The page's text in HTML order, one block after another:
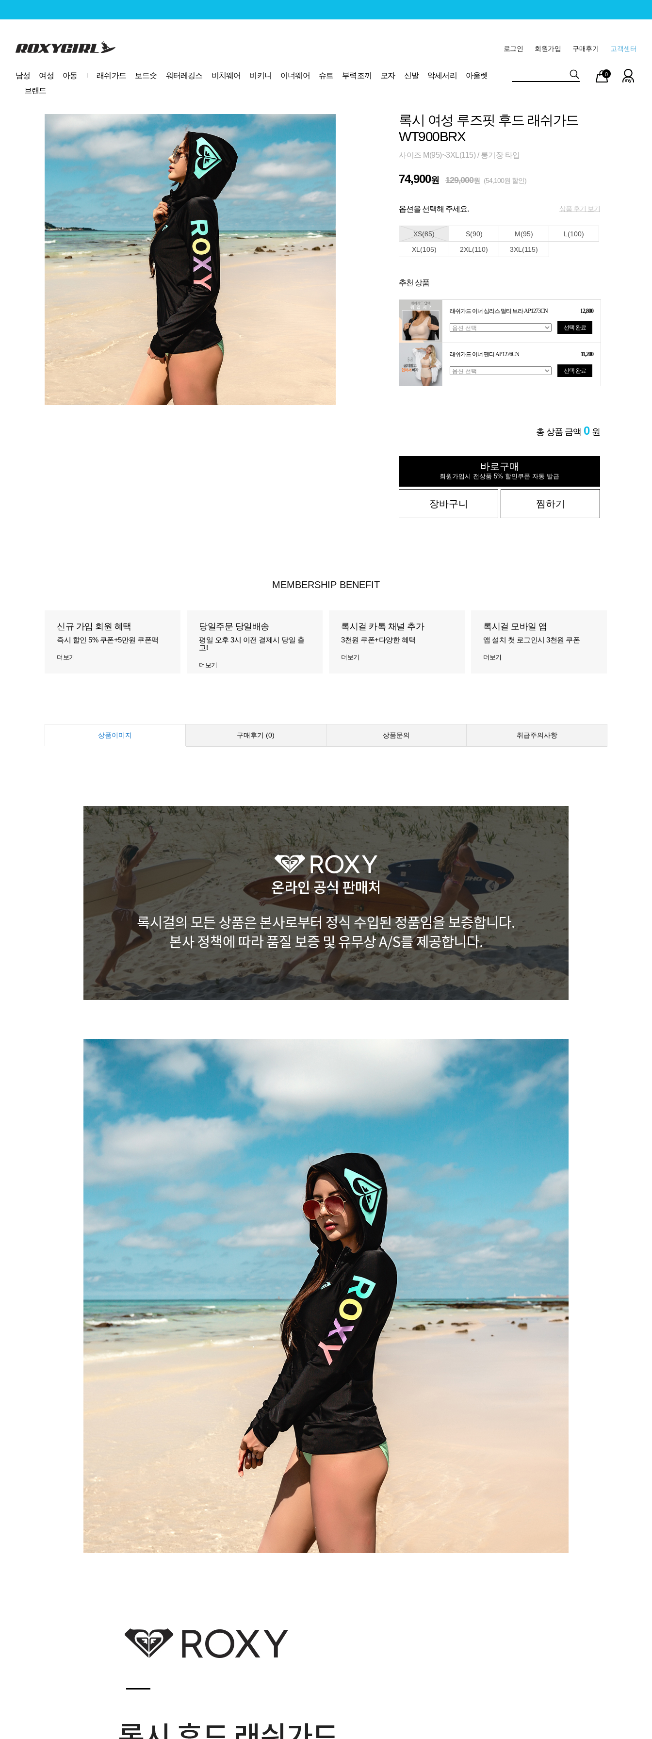
로고 고객센터
구매후기
회원가입
로그인
남성 여성 아동 래쉬가드 보드숏 워터레깅스 비치웨어 비키니 이너웨어 슈트 부력조끼 모자 신발 악세서리
아울렛
브랜드
마이
페이
장바
구니
0
록시 여성 루즈핏 후드 래쉬가드
WT900BRX
사이즈 M(95)~3XL(115) / 롱기장 타입
74,900원 129,000원 (54,100원 할인)
옵션을 선택해 주세요. 상품 후기 보기
XS(85) S(90) M(95)
L(100)
XL(105)
2XL(110) 3XL(115)
추천 상품
래쉬가드 이너 심리스 멀티 브라 AP1273CN 12,800
선택 완료
래쉬가드 이너 팬티 AP1276CN 11,200
선택 완료
총 상품 금액 0 원
바로구매
회원가입시 전상품 5% 할인쿠폰 자동 발급
장바구니 찜하기
MEMBERSHIP BENEFIT
신규 가입 회원 혜택
즉시 할인 5% 쿠폰+5만원 쿠폰팩
더보기
당일주문 당일배송
평일 오후 3시 이전 결제시 당일 출
고!
더보기
록시걸 카톡 채널 추가
3천원 쿠폰+다양한 혜택
더보기
록시걸 모바일 앱
앱 설치 첫 로그인시 3천원 쿠폰
더보기
상품이미지 구매후기 (0) 상품문의 취급주의사항